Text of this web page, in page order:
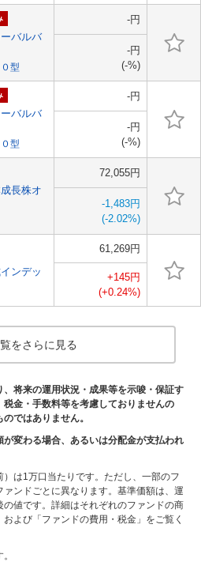
バルバ
型
-円
-円
(-%)
バルバ
型
-円
-円
(-%)
長株オ
72,055円
-1,483円
(-2.02%)
ンデッ
61,269円
+145円
(+0.24%)
をさらに見る
将来の運用状況・成果等を示唆・保証す
金・手数料等を考慮しておりませんの
ではありません。
変わる場合、あるいは分配金が支払われ
は1万口当たりです。ただし、一部のフ
ンドごとに異なります。基準価額は、運
値です。詳細はそれぞれのファンドの商
よび「ファンドの費用・税金」をご覧く